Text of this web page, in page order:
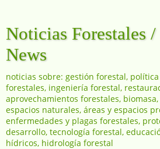
Noticias Forestales
News
noticias sobre: gestión forestal,
forestales, ingeniería forestal,
aprovechamientos forestales,
espacios naturales, áreas y espacios
enfermedades y plagas forestales,
desarrollo, tecnología forestal,
hídricos, hidrología forestal